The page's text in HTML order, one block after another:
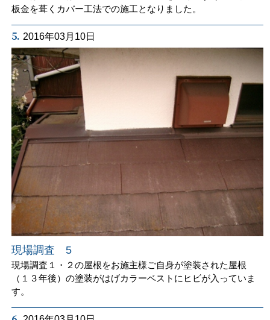
板金を葺くカバー工法での施工となりました。
5. 2016年03月10日
現場調査 5
現場調査１・２の屋根をお施主様ご自身が塗装された屋根
（１３年後）の塗装がはげカラーベストにヒビが入っていま
す。